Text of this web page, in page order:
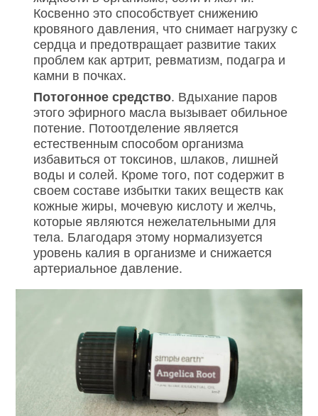
Косвенно это способствует снижению
кровяного давления, что снимает нагрузку с
сердца и предотвращает развитие таких
проблем как артрит, ревматизм, подагра и
камни в почках.
Потогонное средство. Вдыхание паров
этого эфирного масла вызывает обильное
потение. Потоотделение является
естественным способом организма
избавиться от токсинов, шлаков, лишней
воды и солей. Кроме того, пот содержит в
своем составе избытки таких веществ как
кожные жиры, мочевую кислоту и желчь,
которые являются нежелательными для
тела. Благодаря этому нормализуется
уровень калия в организме и снижается
артериальное давление.